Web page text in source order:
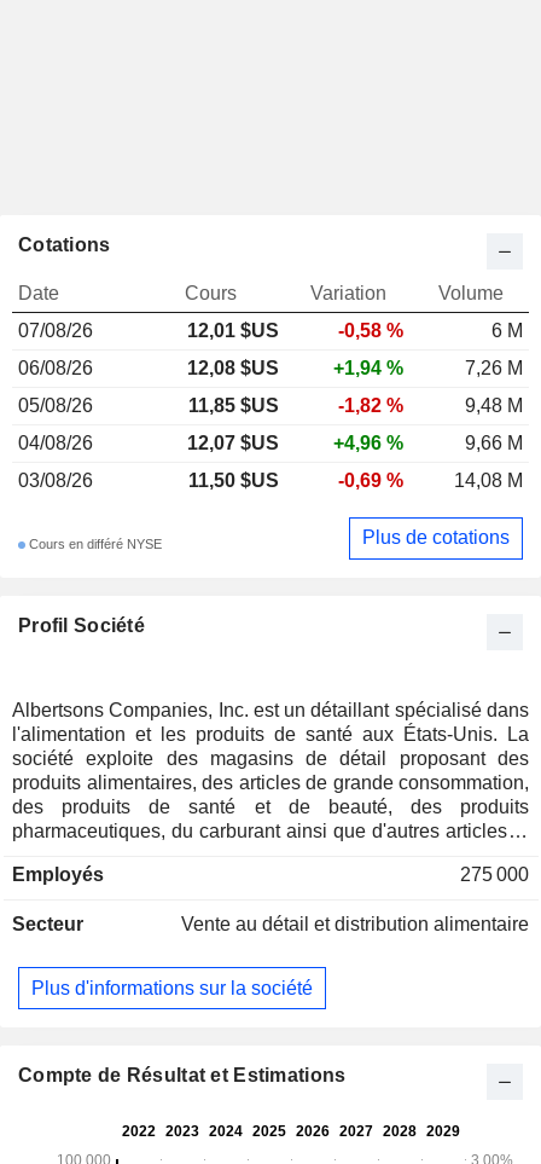
Profil Société
Albertsons Companies, Inc. est un détaillant spécialisé dans
l'alimentation et les produits de santé aux États-Unis. La
société exploite des magasins de détail proposant des
produits alimentaires, des articles de grande consommation,
des produits de santé et de beauté, des produits
pharmaceutiques, du carburant ainsi que d'autres articles et
Elle exploite environ 2 244 magasins de détail, auxquels
spécialisés, 19 sites de production et diverses plateformes
répartis dans 35 États et dans le district de Columbia sous
22 enseignes, notamment Albertsons, Safeway, Vons,
Haggen, Kings Food Markets et Balducci's Food Lovers
Signature SELECT, O Organics, Open Nature, Signature
Employés 275 000
Secteur Vente au détail et distribution alimentaire
Plus d'informations sur la société
Cotations
Date Cours Variation
Volume
07/08/26
12,01 $US -0,58 %
6 M
06/08/26
12,08 $US +1,94 %
7,26 M
05/08/26
11,85 $US -1,82 %
9,48 M
04/08/26
12,07 $US +4,96 %
9,66 M
03/08/26
11,50 $US -0,69 % 14,08 M
Cours en différé NYSE Plus de cotations
Compte de Résultat et Estimations